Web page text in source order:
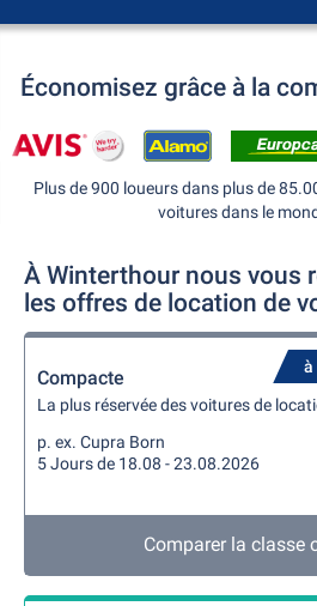
Économisez grâce à la
Plus de 900 loueurs dans plus de
voitures dans le
À Winterthour nous vous
les offres de location de
à
Compacte
La plus réservée des voitures de
p. ex. Cupra Born
5 Jours de 18.08 - 23.08.2026
Comparer la classe